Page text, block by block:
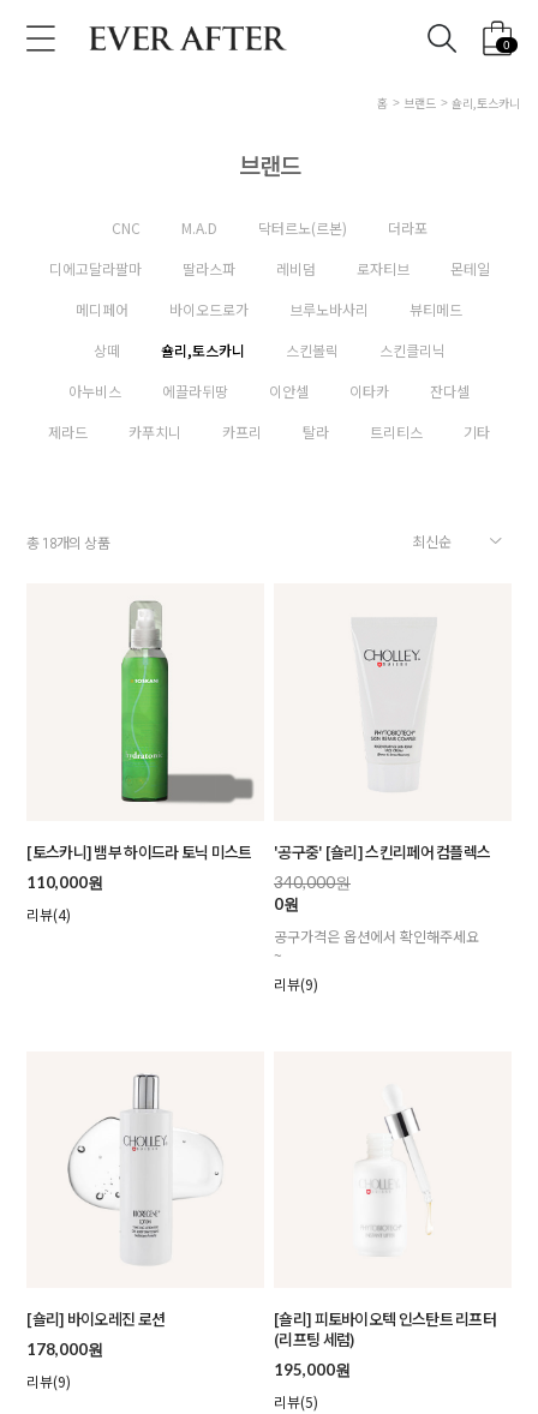
0
홈 브랜드 숄리,토스카니
브랜드
CNC M.A.D 닥터르노(르본)
더라포
디에고달라팔마
딸라스파 레비덤 로자티브
몬테일
메디페어
바이오드로가 브루노바사리
뷰티메드
상떼
숄리,토스카니 스킨볼릭
스킨클리닉
아누비스
에끌라뒤땅 이안셀 이타카
잔다셀
제라드
카푸치니 카프리 탈라 트리티스 기타
총18개의 상품
[토스카니] 뱀부 하이드라 토닉 미스트
110,000원
리뷰(4)
'공구중' [숄리] 스킨리페어 컴플렉스
340,000원
0원
공구가격은 옵션에서 확인해주세요
~
리뷰(9)
[숄리] 바이오레진 로션
178,000원
리뷰(9)
[숄리] 피토바이오텍 인스탄트 리프터
(리프팅 세럼)
195,000원
리뷰(5)